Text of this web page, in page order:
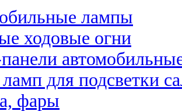
лампы
ходовые огни
для подсветки
фары